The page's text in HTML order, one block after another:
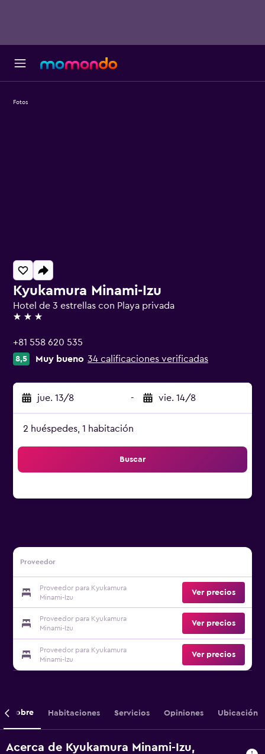
Kyukamura Minami-Izu
Hotel de 3 estrellas con Playa privada
3 estrellas
+81 558 620 535
8,5 Muy bueno 34 calificaciones verificadas
jue. 13/8 - vie. 14/8
2 huéspedes, 1 habitación
Buscar
Proveedor
Proveedor para Kyukamura
Minami-Izu
Ver precios
Proveedor para Kyukamura
Minami-Izu
Ver precios
Proveedor para Kyukamura
Minami-Izu
Ver precios
Fotos
Sobre Habitaciones Servicios Opiniones Ubicación
Acerca de Kyukamura Minami-Izu,